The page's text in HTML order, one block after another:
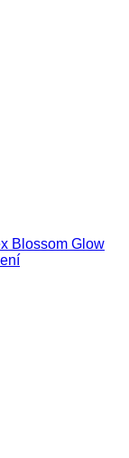
Blossom Glow